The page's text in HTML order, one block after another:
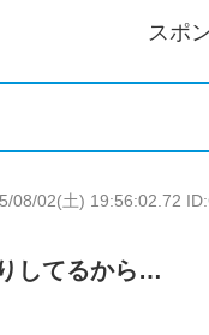
スポ
08/02(土) 19:56:02.72
してるから…